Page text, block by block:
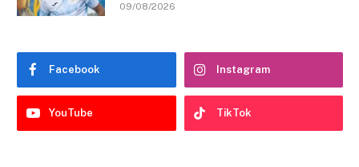
09/08/2026
Facebook Instagram
YouTube TikTok